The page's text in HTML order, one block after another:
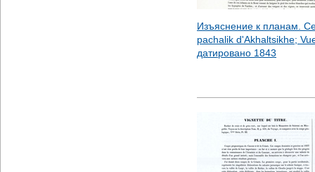
Изъяснение к планам.
pachalik d'Akhaltsikhe;
датировано 1843